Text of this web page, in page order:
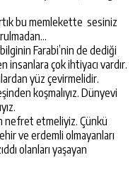
bu memlekette sesiniz
Farabi’nin de dediği
insanlara çok ihtiyacı vardır.
yüz çevirmelidir.
koşmalıyız. Dünyevi
nefret etmeliyiz. Çünkü
ve erdemli olmayanları
olanları yaşayan